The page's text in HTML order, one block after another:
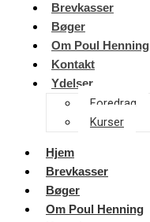
Brevkasser
Bøger
Om Poul Henning
Kontakt
Ydelser
Foredrag
Kurser
Hjem
Brevkasser
Bøger
Om Poul Henning